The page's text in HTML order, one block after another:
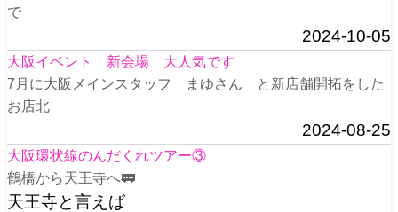
で
2024-10-05
大阪イベント 新会場 大人気です
7月に大阪メインスタッフ まゆさん と新店舗開拓をした
お店北
2024-08-25
大阪環状線のんだくれツアー③
鶴橋から天王寺へ🚃
天王寺と言えば